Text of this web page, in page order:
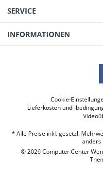
SERVICE
INFORMATIONEN
Cookie-
Lieferkosten und -
* Alle Preise inkl. gesetzl.
anders
© 2026 Computer Center